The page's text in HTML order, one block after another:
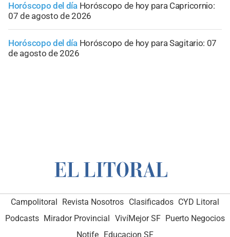
Horóscopo del día Horóscopo de hoy para Capricornio:
07 de agosto de 2026
Horóscopo del día Horóscopo de hoy para Sagitario: 07
de agosto de 2026
Campolitoral Revista Nosotros Clasificados CYD Litoral
Podcasts Mirador Provincial VivíMejor SF Puerto Negocios
Notife Educacion SF